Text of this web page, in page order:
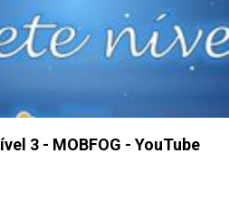
3 - MOBFOG - YouTube